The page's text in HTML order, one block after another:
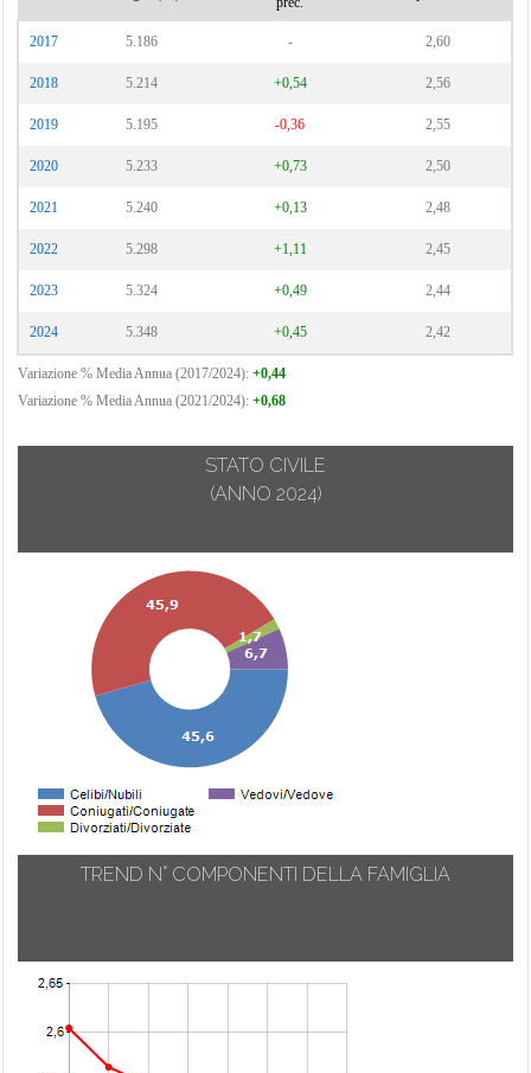
2017 5.186 - 2,60
2018 5.214 +0,54 2,56
2019 5.195 -0,36 2,55
2020 5.233 +0,73 2,50
2021 5.240 +0,13 2,48
2022 5.298 +1,11 2,45
2023 5.324 +0,49 2,44
2024 5.348 +0,45 2,42
Variazione % Media Annua (2017/2024): +0,44
Variazione % Media Annua (2021/2024): +0,68
STATO CIVILE
(ANNO 2024)
TREND N° COMPONENTI DELLA FAMIGLIA